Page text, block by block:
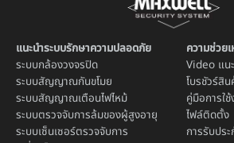
แนะนำระบบรักษาความปลอดภัย
ระบบกล้องวงจรปิด
ระบบสัญญาณกันขโมย
ระบบสัญญาณเตือนไฟไหม้
ระบบตรวจจับการล้มของผู้สูงอายุ
ระบบเซ็นเซอร์ตรวจจับการ
ความช่วย
Video แน
โบรชัวร์สิน
คู่มือการใช้
ไฟล์ติดตั้ง
การรับปร